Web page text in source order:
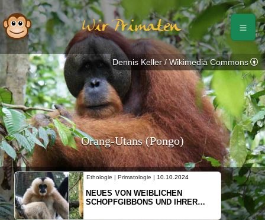
Wir Primaten
Orang-Utans (Pongo)
Ethologie | Primatologie | 10.10.2024
NEUES VON WEIBLICHEN
SCHOPFGIBBONS UND IHRER
Dennis Keller / Wikimedia Commons